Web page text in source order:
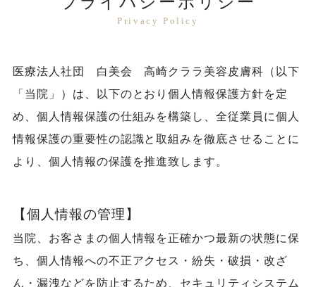
Privacy Policy
医療法人社団 白美会 高崎クララ美容皮膚科（以下
「当院」）は、以下のとおり個人情報保護方針を定
め、個人情報保護の仕組みを構築し、全従業員に個人
情報保護の重要性の認識と取組みを徹底させることに
より、個人情報の保護を推進致します。
【個人情報の管理】
当院、お客さまの個人情報を正確かつ最新の状態に保
ち、個人情報への不正アクセス・紛失・破損・改ざ
ん・漏洩などを防止するため、セキュリティシステム